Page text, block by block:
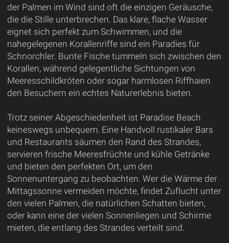
der Palmen im Wind sind oft die einzigen Geräusche,
die die Stille unterbrechen. Das klare, flache Wasser
eignet sich perfekt zum Schwimmen, und die
nahegelegenen Korallenriffe sind ein Paradies für
Schnorchler. Bunte Fische tummeln sich zwischen den
Korallen, während gelegentliche Sichtungen von
Meeresschildkröten oder sogar harmlosen Riffhaien
den Besuchern ein echtes Naturerlebnis bieten.
Trotz seiner Abgeschiedenheit ist Paradise Beach
keineswegs unbequem. Eine Handvoll rustikaler Bars
und Restaurants säumen den Rand des Strandes,
servieren frische Meeresfrüchte und kühle Getränke
und bieten den perfekten Ort, um den
Sonnenuntergang zu beobachten. Wer die Wärme der
Mittagssonne vermeiden möchte, findet Zuflucht unter
den vielen Palmen, die natürlichen Schatten bieten,
oder kann eine der vielen Sonnenliegen und Schirme
mieten, die entlang des Strandes verteilt sind.